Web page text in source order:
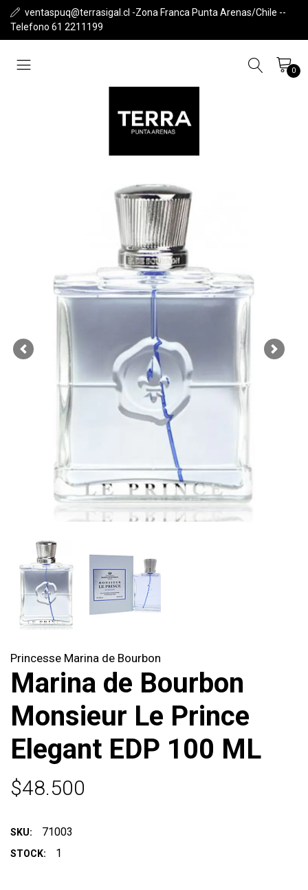
ventaspuq@terrasigal.cl -Zona Franca Punta Arenas/Chile --
Telefono 61 2211199
0
Previous Next
Princesse Marina de Bourbon
Marina de Bourbon
Monsieur Le Prince
Elegant EDP 100 ML
$48.500
SKU: 71003
STOCK: 1